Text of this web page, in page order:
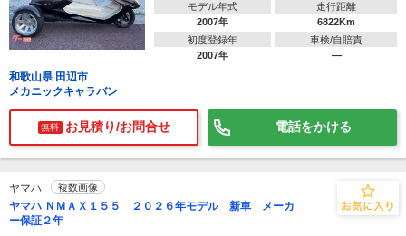
モデル年式
2007年
走行距離
6822Km
初度登録年
2007年
車検/自賠責
―
和歌山県 田辺市
メカニックキャラバン
無料 お見積り/お問合せ 電話をかける
ヤマハ 複数画像
ヤマハ ＮＭＡＸ１５５ ２０２６年モデル 新車 メーカ
ー保証２年